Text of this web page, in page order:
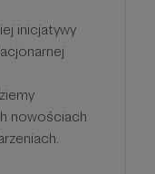
inicjatywy
nowościach